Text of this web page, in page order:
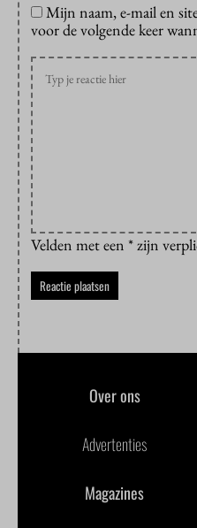
Mijn naam, e-mail en
voor de volgende keer
Velden met een * zijn
Over ons
Advertenties
Magazines